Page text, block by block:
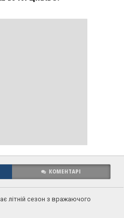
КОМЕНТАРІ
літній сезон з вражаючого